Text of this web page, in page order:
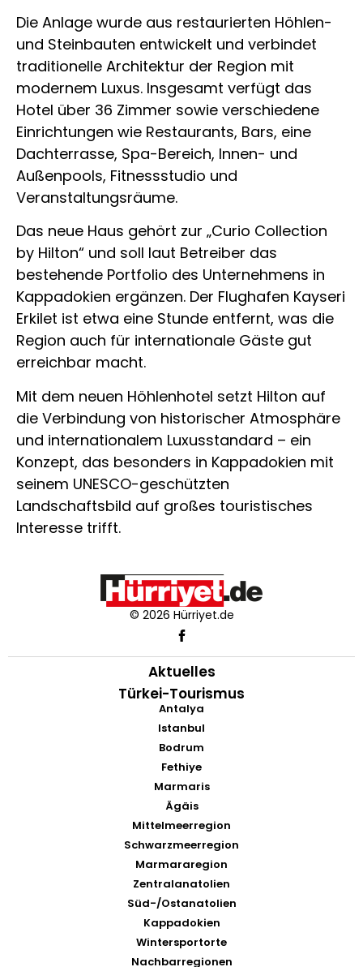
Die Anlage wurde aus restaurierten Höhlen-
und Steinbauten entwickelt und verbindet
traditionelle Architektur der Region mit
modernem Luxus. Insgesamt verfügt das
Hotel über 36 Zimmer sowie verschiedene
Einrichtungen wie Restaurants, Bars, eine
Dachterrasse, Spa-Bereich, Innen- und
Außenpools, Fitnessstudio und
Veranstaltungsräume.
Das neue Haus gehört zur „Curio Collection
by Hilton“ und soll laut Betreiber das
bestehende Portfolio des Unternehmens in
Kappadokien ergänzen. Der Flughafen Kayseri
Erkilet ist etwa eine Stunde entfernt, was die
Region auch für internationale Gäste gut
erreichbar macht.
Mit dem neuen Höhlenhotel setzt Hilton auf
die Verbindung von historischer Atmosphäre
und internationalem Luxusstandard – ein
Konzept, das besonders in Kappadokien mit
seinem UNESCO-geschützten
Landschaftsbild auf großes touristisches
Interesse trifft.
© 2026 Hürriyet.de
Aktuelles
Türkei-Tourismus
Antalya
Istanbul
Bodrum
Fethiye
Marmaris
Ägäis
Mittelmeerregion
Schwarzmeerregion
Marmararegion
Zentralanatolien
Süd-/Ostanatolien
Kappadokien
Wintersportorte
Nachbarregionen